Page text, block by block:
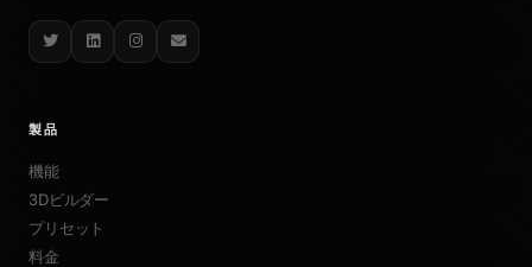
TwitterLinkedInInstagram
Email
製品
機能
3Dビルダー
プリセット
料金